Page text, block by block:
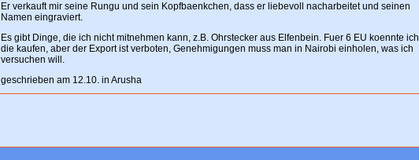
Er verkauft mir seine Rungu und sein Kopfbaenkchen, dass er liebevoll nacharbeitet und seinen
Namen eingraviert.
Es gibt Dinge, die ich nicht mitnehmen kann, z.B. Ohrstecker aus Elfenbein. Fuer 6 EU koennte ich
die kaufen, aber der Export ist verboten, Genehmigungen muss man in Nairobi einholen, was ich
versuchen will.
geschrieben am 12.10. in Arusha